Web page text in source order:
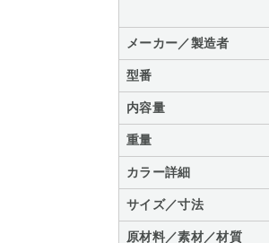
メーカー／製造者
型番
内容量
重量
カラー詳細
サイズ／寸法
原材料／素材／材質